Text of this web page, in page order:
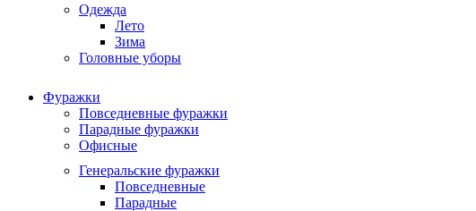
Одежда
Лето
Зима
Головные уборы
Фуражки
Повседневные фуражки
Парадные фуражки
Офисные
Генеральские фуражки
Повседневные
Парадные